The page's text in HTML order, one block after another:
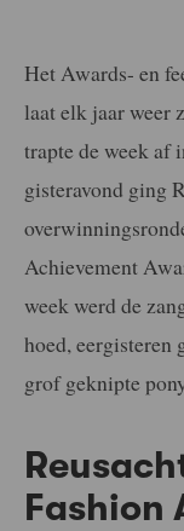
Het Awards- en
laat elk jaar weer
trapte de week af
gisteravond ging
Achievement
week werd de
hoed, eergisteren
grof geknipte
Fashion